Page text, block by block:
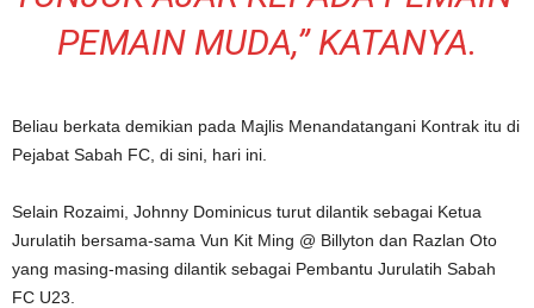
PEMAIN MUDA,” KATANYA.
Beliau berkata demikian pada Majlis Menandatangani Kontrak itu di
Pejabat Sabah FC, di sini, hari ini.
Selain Rozaimi, Johnny Dominicus turut dilantik sebagai Ketua
Jurulatih bersama-sama Vun Kit Ming @ Billyton dan Razlan Oto
yang masing-masing dilantik sebagai Pembantu Jurulatih Sabah
FC U23.